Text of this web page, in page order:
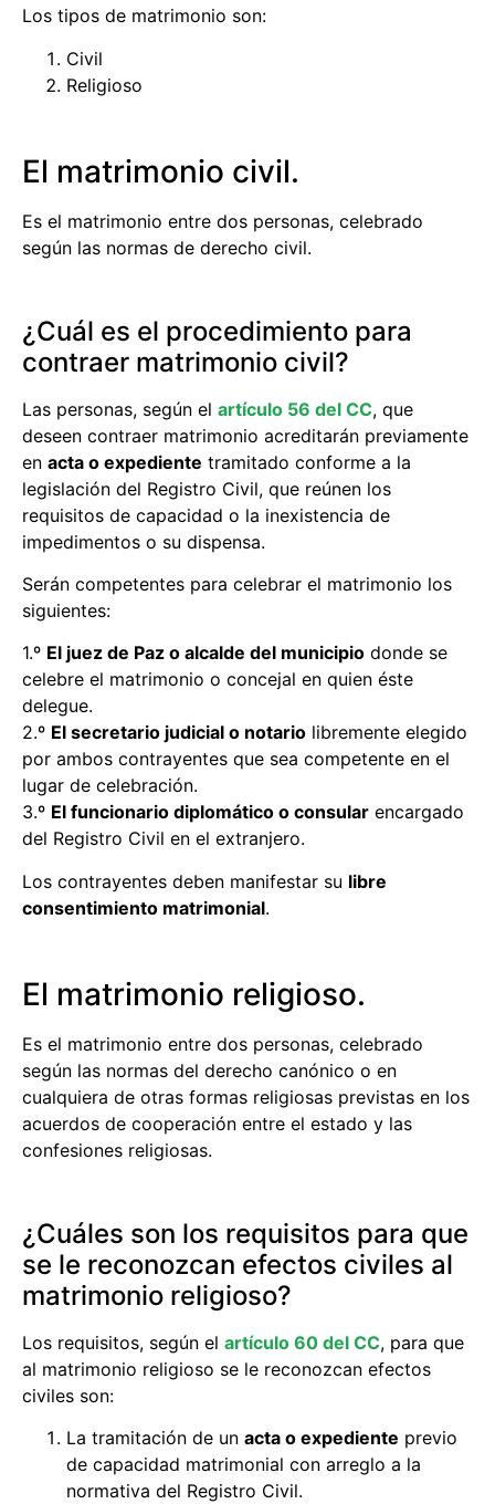
Los tipos de matrimonio son:
Civil
Religioso
El matrimonio civil.
Es el matrimonio entre dos personas, celebrado
según las normas de derecho civil.
¿Cuál es el procedimiento para
contraer matrimonio civil?
Las personas, según el artículo 56 del CC, que
deseen contraer matrimonio acreditarán previamente
en acta o expediente tramitado conforme a la
legislación del Registro Civil, que reúnen los
requisitos de capacidad o la inexistencia de
impedimentos o su dispensa.
Serán competentes para celebrar el matrimonio los
siguientes:
1.º El juez de Paz o alcalde del municipio donde se
celebre el matrimonio o concejal en quien éste
delegue.
2.º El secretario judicial o notario libremente elegido
por ambos contrayentes que sea competente en el
lugar de celebración.
3.º El funcionario diplomático o consular encargado
del Registro Civil en el extranjero.
Los contrayentes deben manifestar su libre
consentimiento matrimonial.
El matrimonio religioso.
Es el matrimonio entre dos personas, celebrado
según las normas del derecho canónico o en
cualquiera de otras formas religiosas previstas en los
acuerdos de cooperación entre el estado y las
confesiones religiosas.
¿Cuáles son los requisitos para que
se le reconozcan efectos civiles al
matrimonio religioso?
Los requisitos, según el artículo 60 del CC, para que
al matrimonio religioso se le reconozcan efectos
civiles son:
La tramitación de un acta o expediente previo
de capacidad matrimonial con arreglo a la
normativa del Registro Civil.